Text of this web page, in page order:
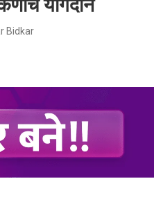
योगदान
Bidkar